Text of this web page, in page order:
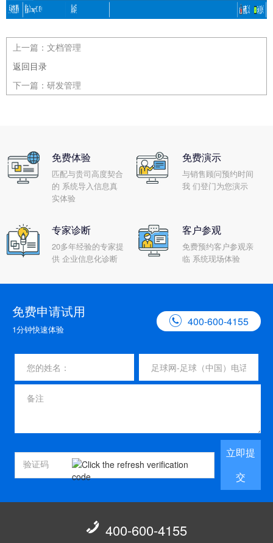
上一篇： 文档管理
返回目录
下一篇： 研发管理
免费体验
匹配与贵司高度契合
的 系统导入信息真
实体验
免费演示
与销售顾问预约时间
我 们登门为您演示
专家诊断
20多年经验的专家提
供 企业信息化诊断
客户参观
免费预约客户参观亲
临 系统现场体验
免费申请试用
1分钟快速体验
 400-600-4155
立即提
交
 400-600-4155